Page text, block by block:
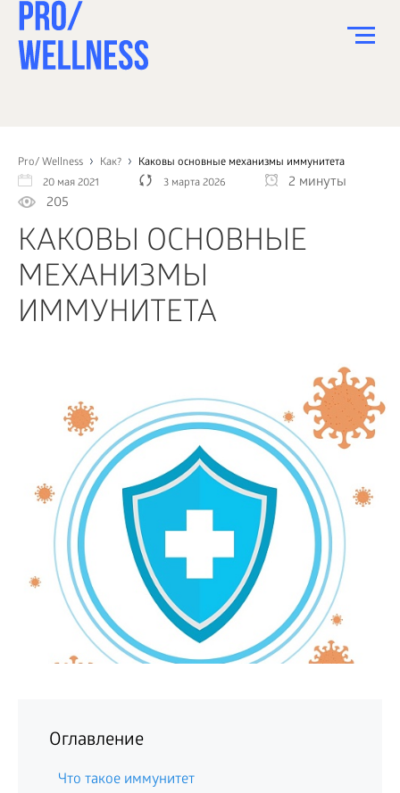
Pro/ Wellness Как?
Каковы основные механизмы иммунитета
20 мая 2021
3 марта 2026
2 минуты
205
КАКОВЫ ОСНОВНЫЕ
МЕХАНИЗМЫ
ИММУНИТЕТА
Оглавление
Что такое иммунитет
СПОРТ
ЗДОРОВЬЕ
КРАСОТА
ПСИХОЛОГИЯ
ДЕТИ
БИЗНЕС